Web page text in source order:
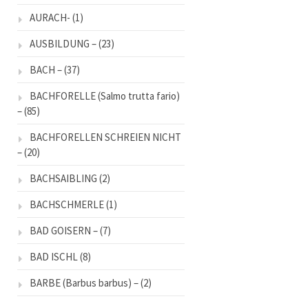
AURACH- (1)
AUSBILDUNG –(23)
BACH –(37)
BACHFORELLE (Salmo trutta fario)
–(85)
BACHFORELLEN SCHREIEN NICHT
–(20)
BACHSAIBLING (2)
BACHSCHMERLE(1)
BAD GOISERN –(7)
BAD ISCHL(8)
BARBE (Barbus barbus) –(2)